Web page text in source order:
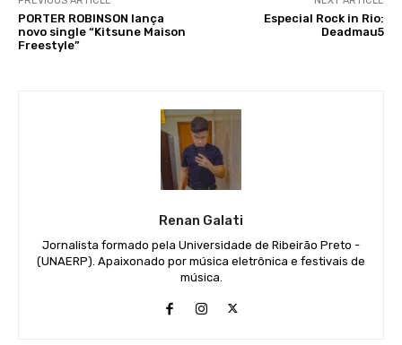
PORTER ROBINSON lança
novo single “Kitsune Maison
Freestyle”
Especial Rock in Rio:
Deadmau5
Renan Galati
Jornalista formado pela Universidade de Ribeirão Preto -
(UNAERP). Apaixonado por música eletrônica e festivais de
música.